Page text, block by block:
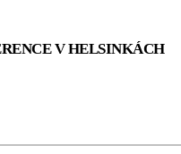
V HELSINKÁCH